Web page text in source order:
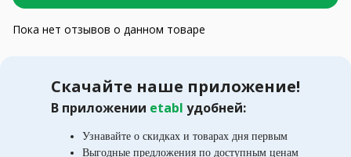
Пока нет отзывов о данном товаре
Скачайте наше приложение!
В приложении etabl удобней:
Узнавайте о скидках и товарах дня первым
Выгодные предложения по доступным ценам